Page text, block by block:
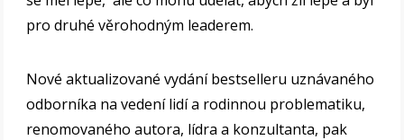
pro druhé věrohodným leaderem.
Nové aktualizované vydání bestselleru uznávaného
odborníka na vedení lidí a rodinnou problematiku,
renomovaného autora, lídra a konzultanta, pak